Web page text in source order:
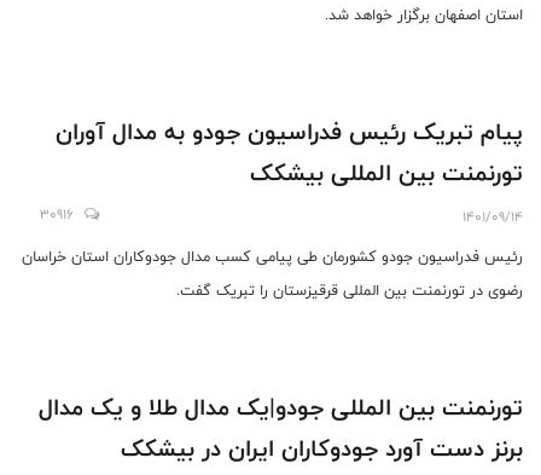
استان اصفهان برگزار خواهد شد.
پیام تبریک رئیس فدراسیون جودو به مدال آوران
تورنمنت بین المللی بیشکک
1401/09/14
30916
رئیس فدراسیون جودو کشورمان طی پیامی کسب مدال جودوکاران استان خراسان
رضوی در تورنمنت بین المللی قرقیزستان را تبریک‌ گفت.
تورنمنت بین المللی جودو|یک مدال طلا و یک مدال
برنز دست آورد‌ جودوکاران ایران در بیشکک